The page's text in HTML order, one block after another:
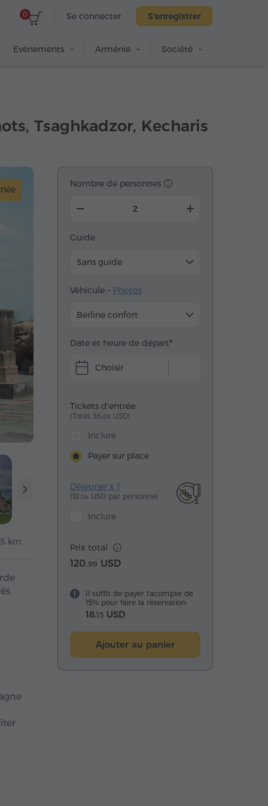
Se connecter S'enregistrer
0
Evénements Arménie Société
Tsaghkadzor, Kecharis
km
Nombre de personnes
Guide
Sans guide
Véhicule – Photos
Berline confort
Date et heure de départ
Choisir
Tickets d'entrée:
(Total: 36.08 USD)
Inclure
Payer sur place
Déjeuner x 1
(18.04 USD par personne)
Inclure
Prix total
120.99 USD
Il suffit de payer l'acompte de
15% pour faire la réservation:
18.15 USD
Ajouter au panier